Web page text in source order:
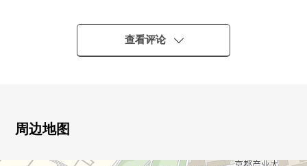
○ 屋顶Terrace有
○ 有2个地方厨房
查看评论
周边地图